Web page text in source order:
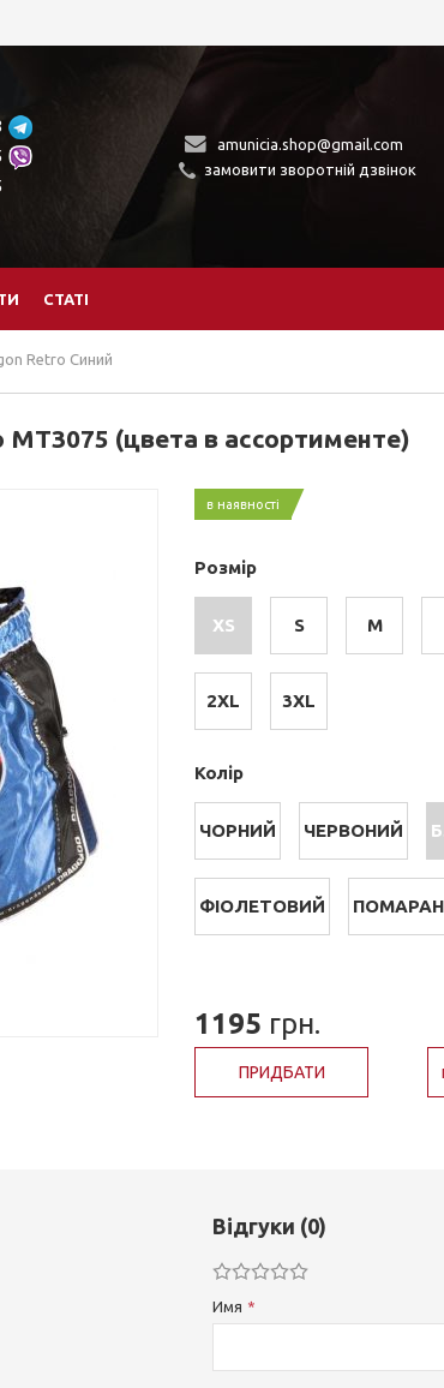
amunicia.shop@gmail.com
замовити зворотній дзвінок
СТАТІ
Retro Синий
(цвета в ассортименте)
в наявності
Розмір
XS S M
2XL 3XL
Колір
ЧОРНИЙ ЧЕРВОНИЙ
ФІОЛЕТОВИЙ
1195 грн.
ПРИДБАТИ
Відгуки (0)
Имя